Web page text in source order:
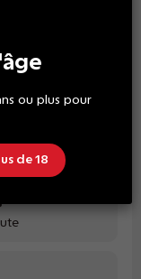
ou plus pour
de 18